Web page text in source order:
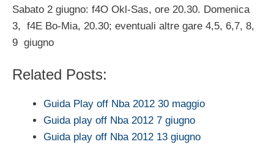
Sabato 2 giugno: f4O Okl-Sas, ore 20.30. Domenica
3, f4E Bo-Mia, 20.30; eventuali altre gare 4,5, 6,7, 8,
9 giugno
Related Posts:
Guida Play off Nba 2012 30 maggio
Guida play off Nba 2012 7 giugno
Guida play off Nba 2012 13 giugno